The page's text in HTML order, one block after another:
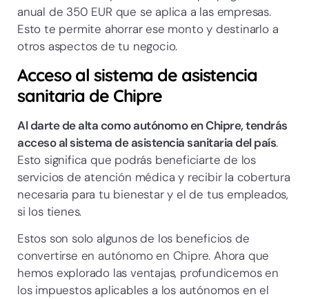
anual de 350 EUR que se aplica a las empresas.
Esto te permite ahorrar ese monto y destinarlo a
otros aspectos de tu negocio.
Acceso al sistema de asistencia
sanitaria de Chipre
Al darte de alta como autónomo en Chipre, tendrás
acceso al sistema de asistencia sanitaria del país.
Esto significa que podrás beneficiarte de los
servicios de atención médica y recibir la cobertura
necesaria para tu bienestar y el de tus empleados,
si los tienes.
Estos son solo algunos de los beneficios de
convertirse en autónomo en Chipre. Ahora que
hemos explorado las ventajas, profundicemos en
los impuestos aplicables a los autónomos en el